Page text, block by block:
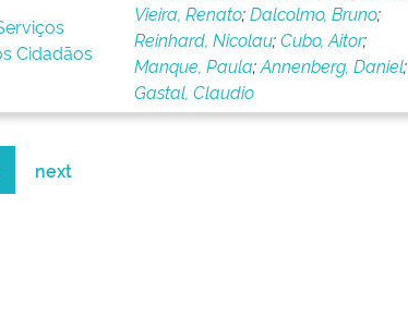
Cidadãos
Vieira, Renato;Dalcolmo, Bruno;
Reinhard, Nicolau;Cubo, Aitor;
Manque, Paula;Annenberg, Daniel;
Gastal, Claudio
next